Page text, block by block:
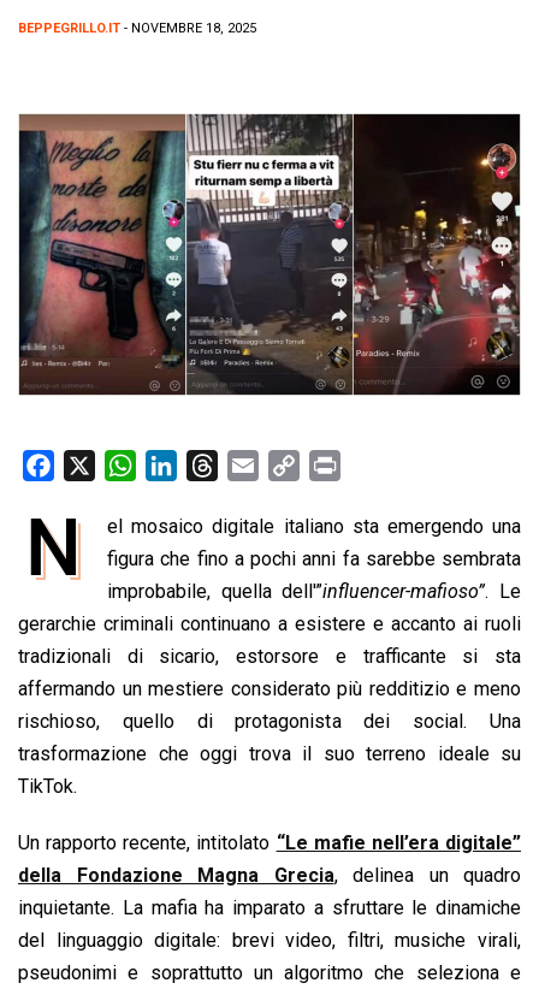
BEPPEGRILLO.IT - NOVEMBRE 18, 2025
e
o
o
k
W
a
t
s
A
p
p
n
k
e
d
I
n
r
e
a
d
a
i
l
p
y
L
i
n
k
i
n
t
N
el mosaico digitale italiano sta emergendo una
figura che fino a pochi anni fa sarebbe sembrata
improbabile, quella dell'”influencer-mafioso”. Le
gerarchie criminali continuano a esistere e accanto ai ruoli
tradizionali di sicario, estorsore e trafficante si sta
affermando un mestiere considerato più redditizio e meno
rischioso, quello di protagonista dei social. Una
trasformazione che oggi trova il suo terreno ideale su
TikTok.
Un rapporto recente, intitolato “Le mafie nell’era digitale”
della Fondazione Magna Grecia,delinea un quadro
inquietante. La mafia ha imparato a sfruttare le dinamiche
del linguaggio digitale: brevi video, filtri, musiche virali,
pseudonimi e soprattutto un algoritmo che seleziona e